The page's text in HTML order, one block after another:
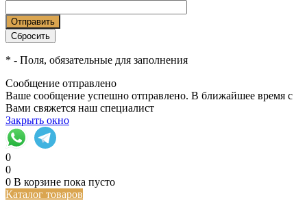
* - Поля, обязательные для заполнения
Сообщение отправлено
Ваше сообщение успешно отправлено. В ближайшее время с
Вами свяжется наш специалист
Закрыть окно
0
0
0 В корзине пока пусто
Каталог товаров